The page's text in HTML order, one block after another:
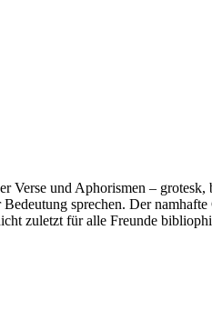
und Aphorismen –
sprechen. Der
zuletzt für alle Freunde